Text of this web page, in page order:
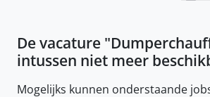
De vacature "
intussen niet meer
Mogelijks kunnen onderstaande